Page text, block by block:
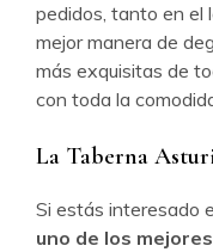
pedidos, tanto en el
mejor manera de
más exquisitas de
con toda la
La Taberna
Si estás interesado
uno de los